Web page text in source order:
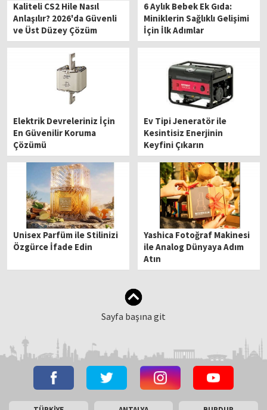
Kaliteli CS2 Hile Nasıl
Anlaşılır? 2026'da Güvenli
ve Üst Düzey Çözüm
6 Aylık Bebek Ek Gıda:
Miniklerin Sağlıklı Gelişimi
İçin İlk Adımlar
Elektrik Devreleriniz İçin
En Güvenilir Koruma
Çözümü
Ev Tipi Jeneratör ile
Kesintisiz Enerjinin
Keyfini Çıkarın
Unisex Parfüm ile Stilinizi
Özgürce İfade Edin
Yashica Fotoğraf Makinesi
ile Analog Dünyaya Adım
Atın
Sayfa başına git